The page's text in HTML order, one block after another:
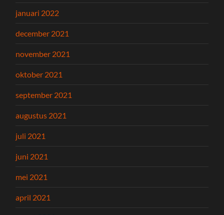
januari 2022
december 2021
november 2021
oktober 2021
september 2021
augustus 2021
juli 2021
juni 2021
mei 2021
april 2021